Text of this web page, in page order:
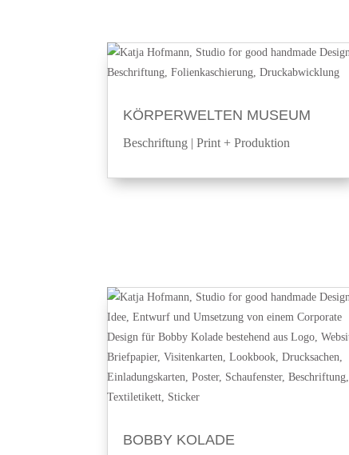
KÖRPERWELTEN MUSEUM
Beschriftung |Print + Produktion
BOBBY KOLADE